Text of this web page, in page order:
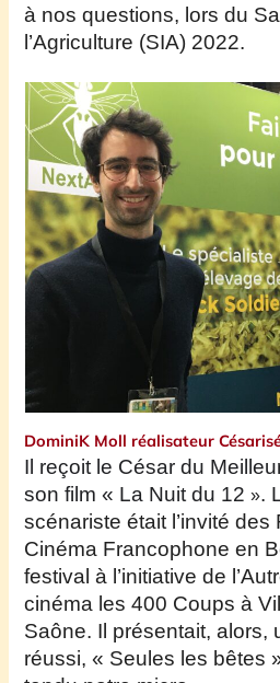
à nos questions, lors du
l’Agriculture (SIA) 2022.
DominiK Moll réalisateur
I reçoit le César du
son film « La Nuit du 12».
scénaristeétait l’invité
Cinéma Francophone en
festival à l’initiative de
cinéma les 400 Coups à
Saône. Il présentait, alors,
réussi, « Seules les bêtes